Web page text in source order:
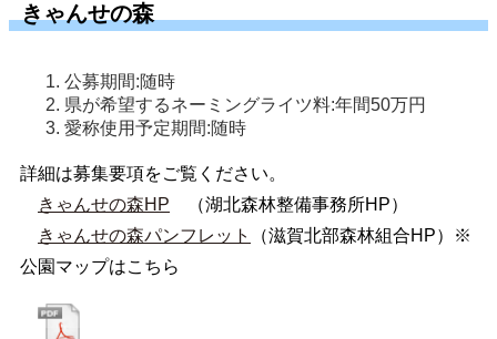
きゃんせの森
公募期間:随時
県が希望するネーミングライツ料:年間50万円
愛称使用予定期間:随時
詳細は募集要項をご覧ください。
きゃんせの森HP （湖北森林整備事務所HP）
きゃんせの森パンフレット
（滋賀北部森林組合HP）※
公園マップはこちら